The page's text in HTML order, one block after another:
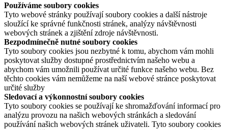
Používáme soubory cookies
Tyto webové stránky používají soubory cookies a další nástroje
sloužící ke správné funkčnosti stránek, analýzy návštěvnosti
webových stránek a zjištění zdroje návštěvnosti.
Bezpodmínečně nutné soubory cookies
Tyto soubory cookies jsou nezbytné k tomu, abychom vám mohli
poskytovat služby dostupné prostřednictvím našeho webu a
abychom vám umožnili používat určité funkce našeho webu. Bez
těchto cookies vám nemůžeme na naší webové stránce poskytovat
určité služby
Sledovací a výkonnostní soubory cookies
Tyto soubory cookies se používají ke shromažďování informací pro
analýzu provozu na našich webových stránkách a sledování
používání našich webových stránek uživateli. Tyto soubory cookies